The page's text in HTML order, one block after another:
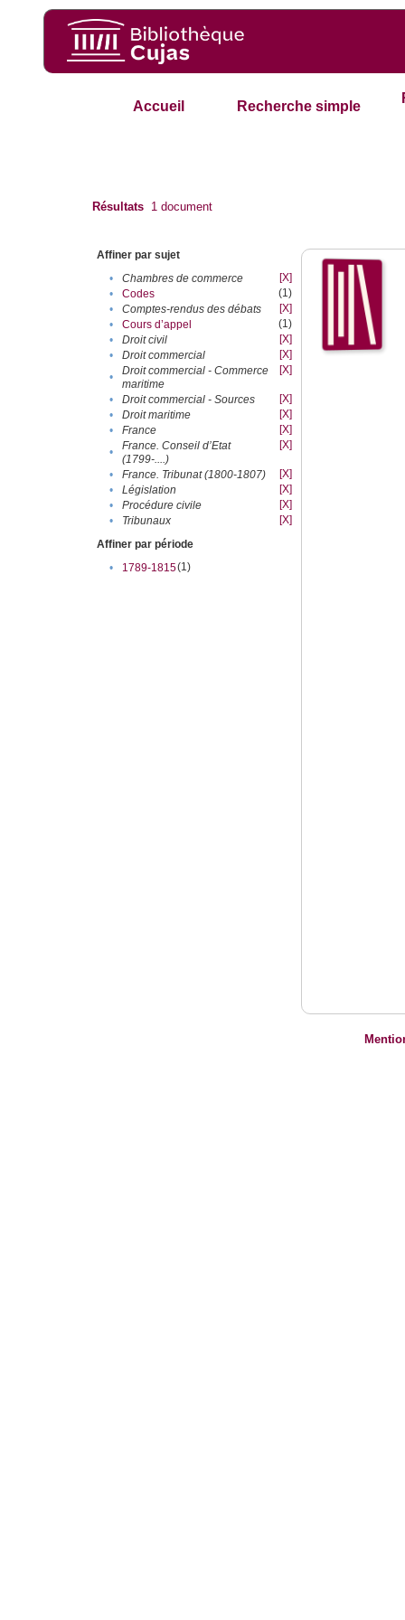
Accueil Recherche simple
Résultats 1 document
Affiner par sujet
•
Chambres de commerce
[X]
•
Codes
(1)
•
Comptes-rendus des débats
[X]
•
Cours d’appel
(1)
•
Droit civil
[X]
•
Droit commercial
[X]
•
Droit commercial - Commerce
maritime
[X]
• Droit commercial - Sources
[X]
•
Droit maritime
[X]
•
France
[X]
•
France. Conseil d’Etat
(1799-....)
[X]
• France. Tribunat (1800-1807)
[X]
•
Législation
[X]
•
Procédure civile
[X]
•
Tribunaux
[X]
Affiner par période
•
1789-1815(1)